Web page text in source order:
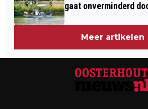
gaat onverminderd
Meer artikelen